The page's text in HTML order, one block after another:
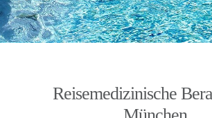
Reisemedizinische